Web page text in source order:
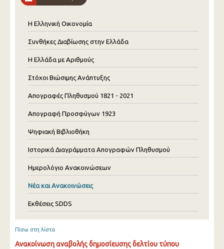
Η Ελληνική Οικονομία
Συνθήκες Διαβίωσης στην Ελλάδα
Η Ελλάδα με Αριθμούς
Στόχοι Βιώσιμης Ανάπτυξης
Απογραφές Πληθυσμού 1821 - 2021
Απογραφή Προσφύγων 1923
Ψηφιακή Βιβλιοθήκη
Ιστορικά Διαγράμματα Απογραφών Πληθυσμού
Ημερολόγιο Ανακοινώσεων
Νέα και Ανακοινώσεις
Εκθέσεις SDDS
Πίσω στη λίστα
Ανακοίνωση αναβολής δημοσίευσης δελτίου τύπου